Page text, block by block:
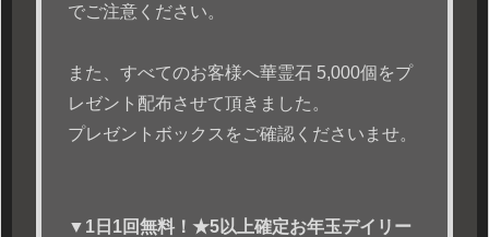
でご注意ください。
また、すべてのお客様へ華霊石 5,000個をプ
レゼント配布させて頂きました。
プレゼントボックスをご確認くださいませ。
▼1日1回無料！★5以上確定お年玉デイリー